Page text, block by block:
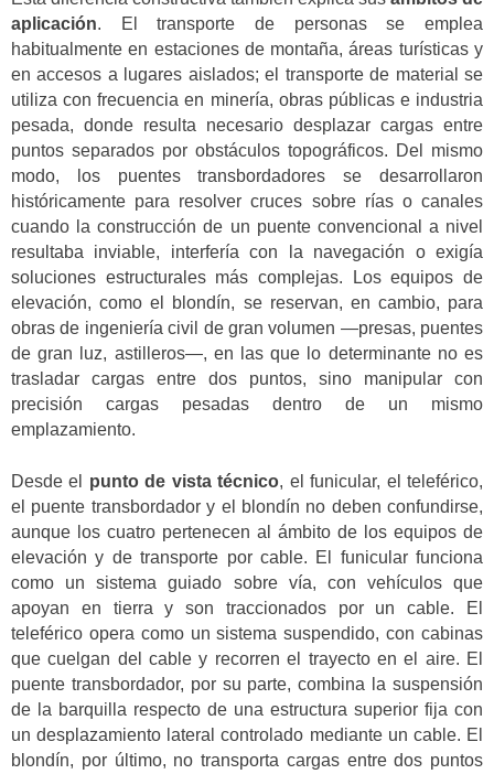
aplicación. El transporte de personas se emplea
habitualmente en estaciones de montaña, áreas turísticas y
en accesos a lugares aislados; el transporte de material se
utiliza con frecuencia en minería, obras públicas e industria
pesada, donde resulta necesario desplazar cargas entre
puntos separados por obstáculos topográficos. Del mismo
modo, los puentes transbordadores se desarrollaron
históricamente para resolver cruces sobre rías o canales
cuando la construcción de un puente convencional a nivel
resultaba inviable, interfería con la navegación o exigía
soluciones estructurales más complejas. Los equipos de
elevación, como el blondín, se reservan, en cambio, para
obras de ingeniería civil de gran volumen —presas, puentes
de gran luz, astilleros—, en las que lo determinante no es
trasladar cargas entre dos puntos, sino manipular con
precisión cargas pesadas dentro de un mismo
emplazamiento.
Desde el punto de vista técnico, el funicular, el teleférico,
el puente transbordador y el blondín no deben confundirse,
aunque los cuatro pertenecen al ámbito de los equipos de
elevación y de transporte por cable. El funicular funciona
como un sistema guiado sobre vía, con vehículos que
apoyan en tierra y son traccionados por un cable. El
teleférico opera como un sistema suspendido, con cabinas
que cuelgan del cable y recorren el trayecto en el aire. El
puente transbordador, por su parte, combina la suspensión
de la barquilla respecto de una estructura superior fija con
un desplazamiento lateral controlado mediante un cable. El
blondín, por último, no transporta cargas entre dos puntos